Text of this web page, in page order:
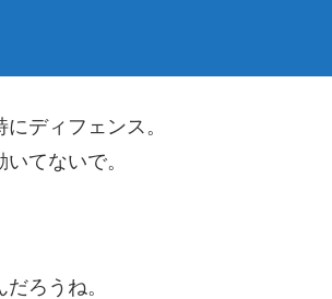
ディフェンス。
てないで。
ろうね。